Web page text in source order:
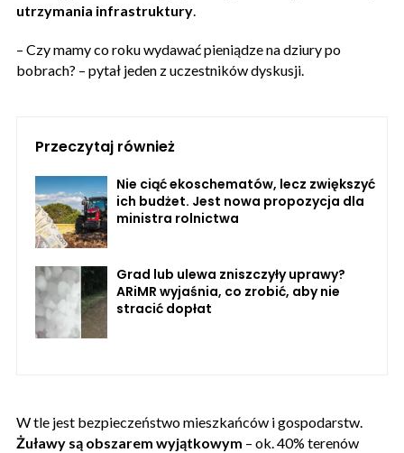
utrzymania infrastruktury.
– Czy mamy co roku wydawać pieniądze na dziury po
bobrach? – pytał jeden z uczestników dyskusji.
Przeczytaj również
Nie ciąć ekoschematów, lecz zwiększyć
ich budżet. Jest nowa propozycja dla
ministra rolnictwa
Grad lub ulewa zniszczyły uprawy?
ARiMR wyjaśnia, co zrobić, aby nie
stracić dopłat
W tle jest bezpieczeństwo mieszkańców i gospodarstw.
Żuławy są obszarem wyjątkowym – ok. 40% terenów